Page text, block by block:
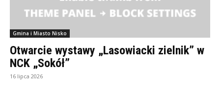
Gmina i Miasto Nisko
Otwarcie wystawy „Lasowiacki zielnik” w
NCK „Sokół”
16 lipca 2026